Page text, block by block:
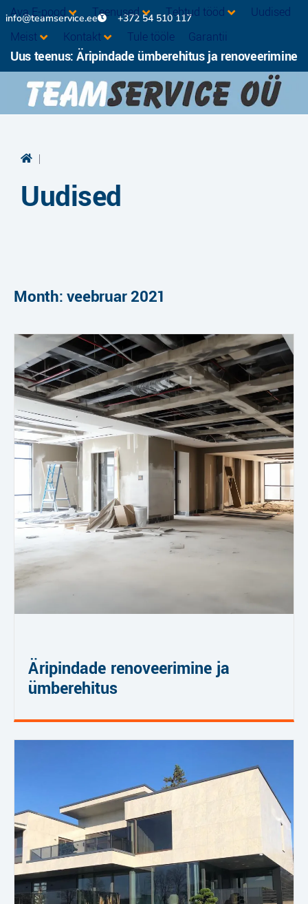
info@teamservice.ee +372 54 510 117
Ava E-pood Teenused Tehtud tööd
Uudised
Meist
Kontakt Tule tööle Garantii
Uus teenus: Äripindade ümberehitus ja renoveerimine
|
Uudised
Month: veebruar 2021
Äripindade renoveerimine ja
ümberehitus